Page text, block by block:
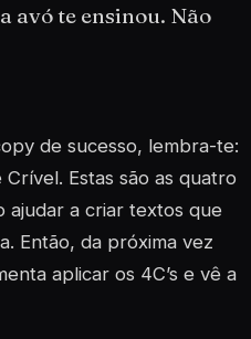
avó te ensinou. Não
de sucesso, lembra-te:
Estas são as quatro
ajudar a criar textos que
Então, da próxima vez
aplicar os 4C’s e vê a